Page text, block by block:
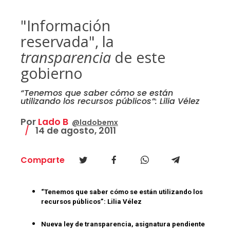
"Información
reservada", la
transparenciade este
gobierno
“Tenemos que saber cómo se están
utilizando los recursos públicos”: Lilia Vélez
Por Lado B @ladobemx
14 de agosto, 2011
Comparte
“Tenemos que saber cómo se están utilizando los
recursos públicos”: Lilia Vélez
Nueva ley de transparencia, asignatura pendiente